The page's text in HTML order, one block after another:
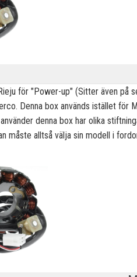
för "Power-up" (Sitter även
Denna box används istället
denna box har olika
måste alltså välja sin modell i